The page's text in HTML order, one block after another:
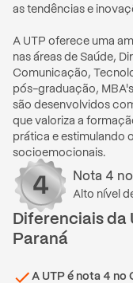
as tendências e
A UTP oferece uma
nas áreas de Saúde,
Comunicação,
pós-graduação,
são desenvolvidos
que valoriza a
prática e estimulando
socioemocionais.
Nota 4
Alto nível
Diferenciaisda
Paraná
A UTP é nota 4